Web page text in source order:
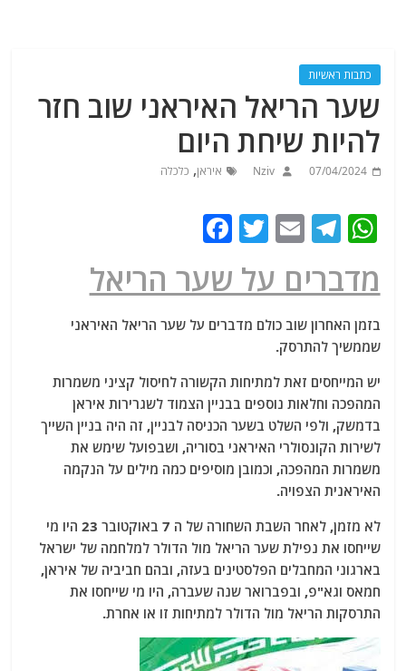
כתבות ראשיות
שער הריאל האיראני שוב חזר
להיות שיחת היום
07/04/2024
Nziv איראן, כלכלה
W
at
s
A
p
p
T
e
g
ra
m
E
ai
l
T
itt
er
c
e
o
o
k
מדברים על שער הריאל
בזמן האחרון שוב כולם מדברים על שער הריאל האיראני
שממשיך להתרסק.
יש המייחסים זאת למתיחות הקשורה לחיסול קציני משמרות
המהפכה וחלאות נוספים בבניין הצמוד לשגרירות איראן
בדמשק, ולפי השלט בשער הכניסה לבניין, זה היה בניין השייך
לשירות הקונסולרי האיראני בסוריה, ושבפועל שימש את
משמרות המהפכה, וכמובן מוסיפים כמה מילים על הנקמה
האיראנית הצפויה.
לא מזמן, לאחר השבת השחורה של ה 7 באוקטובר 23 היו מי
שייחסו את נפילת שער הריאל מול הדולר למלחמה של ישראל
בארגוני המחבלים הפלסטינים בעזה, ובהם חביביה של איראן,
חמאס וגא"פ, ובפברואר שנה שעברה, היו מי שייחסו את
התרסקות הריאל מול הדולר למתיחות זו או אחרת.